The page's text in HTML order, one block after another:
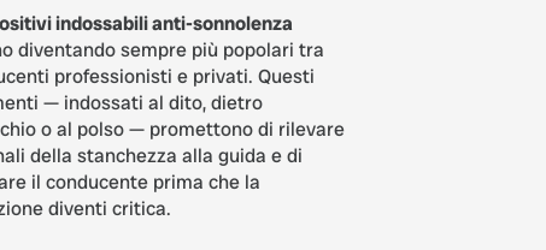
indossabili anti-sonnolenza
diventando sempre più popolari tra
professionisti e privati. Questi
— indossati al dito, dietro
o al polso — promettono di rilevare
della stanchezza alla guida e di
il conducente prima che la
diventi critica.